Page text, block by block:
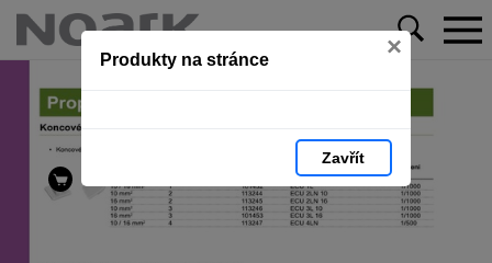
Produkty na stránce ×
Zavřít